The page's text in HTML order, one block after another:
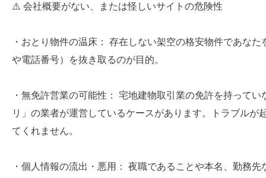
⚠️ 会社概要がない、または怪しいサイトの危険性
・おとり物件の温床： 存在しない架空の格安物件であな
や電話番号）を抜き取るのが目的。
・無免許営業の可能性： 宅地建物取引業の免許を持って
リ」の業者が運営しているケースがあります。トラブルが
てくれません。
・個人情報の流出・悪用： 夜職であることや本名、勤務